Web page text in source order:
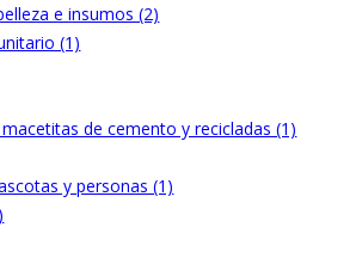
e insumos (2)
(1)
de cemento y recicladas (1)
y personas (1)